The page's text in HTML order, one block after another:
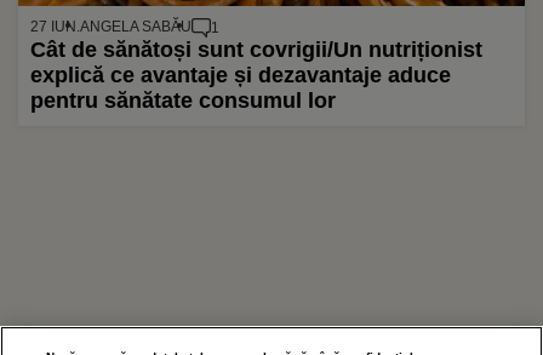
27 IUN. ANGELA SABĂU 1
Cât de sănătoși sunt covrigii/Un nutriționist
explică ce avantaje și dezavantaje aduce
pentru sănătate consumul lor